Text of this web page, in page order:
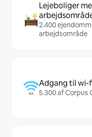
Lejeboliger
2.400
arbejdsområde
Adgang til wi-
5.300 af Corpus